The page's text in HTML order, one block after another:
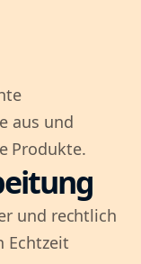
aus und
Produkte.
und rechtlich
Echtzeit